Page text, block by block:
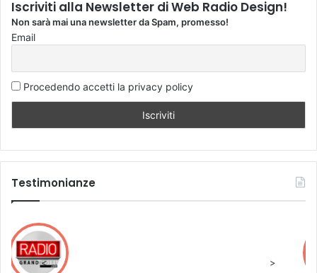
Iscriviti alla Newsletter di Web Radio Design!
Non sarà mai una newsletter da Spam, promesso!
Email
Procedendo accetti la privacy policy
Testimonianze
< >